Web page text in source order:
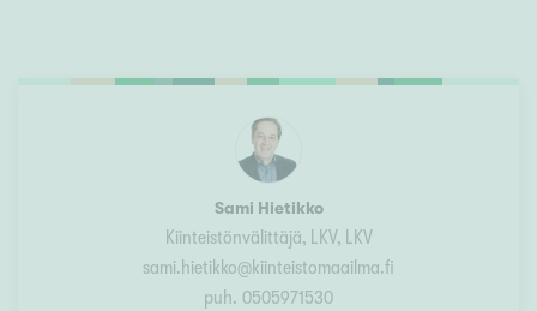
Sami Hietikko
Kiinteistönvälittäjä, LKV, LKV
sami.hietikko@kiinteistomaailma.fi
puh. 0505971530